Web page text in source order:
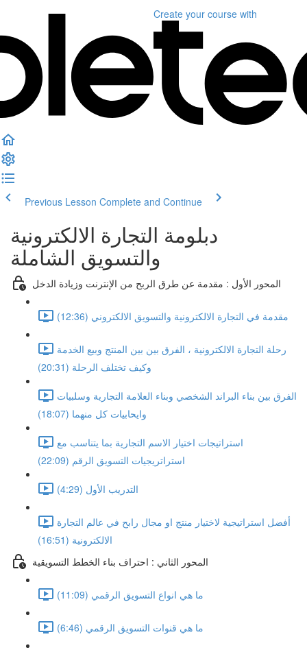
Create your course with
Previous Lesson Complete and Continue
دبلومة التجارة الالكترونية
والتسويق الشاملة
المحور الأول : مقدمة عن طرق الربح من الإنترنت وزيادة الدخل
مقدمة في التجارة الالكترونية والتسويق الالكتروني (12:36)
رحلة التجارة الالكترونية ، الفرق بين بين المنتج وبيع الخدمة
وكيف تختلف الرحلة (20:31)
الفرق بين بناء البراند الشخصي وبناء العلامة التجارية وسلبيات
وايحابيات كل منهما (18:07)
استراتيجات اختيار الاسم التجارية بما يتناسب مع
استراتريجيات التسويق الرقم (22:09)
التدريب الأول (4:29)
أفضل استراتيجية لاختيار منتج او مجال رابح في عالم التجارة
الالكترونية (16:51)
المحور الثاني : احتراف بناء الخطط التسويقية
ما هي انواع التسويق الرقمي (11:09)
ما هي قنوات التسويق الرقمي (6:46)